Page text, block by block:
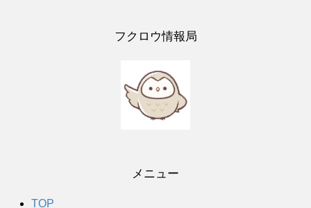
フクロウ情報局
メニュー
TOP